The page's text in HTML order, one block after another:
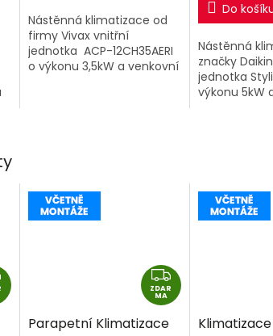
Z
D
Z
D
ZDAR
MA
Parapetní Klimatizace
Klimatizace
Nástěnná klimatizace od
firmy Vivax vnitřní
jednotka ACP-12CH35AERI
o výkonu 3,5kW a venkovní
Do
Nástěnná
značky
jednotka
výkonu 5kW